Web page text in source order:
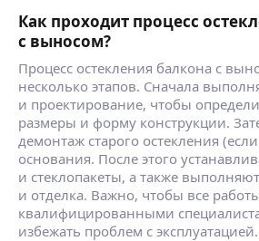
Как проходит процесс
с выносом?
Процесс остекления балкона с
несколько этапов. Сначала
и проектирование, чтобы
размеры и форму конструкции.
демонтаж старого остекления
основания. После этого
и стеклопакеты, а также
и отделка. Важно, чтобы все
квалифицированными
избежать проблем с эксплуатацией.